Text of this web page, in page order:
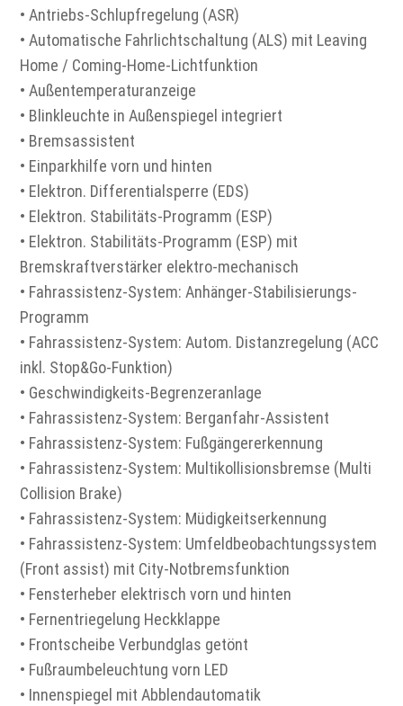
• Antriebs-Schlupfregelung (ASR)
• Automatische Fahrlichtschaltung (ALS) mit Leaving
Home / Coming-Home-Lichtfunktion
• Außentemperaturanzeige
• Blinkleuchte in Außenspiegel integriert
• Bremsassistent
• Einparkhilfe vorn und hinten
• Elektron. Differentialsperre (EDS)
• Elektron. Stabilitäts-Programm (ESP)
• Elektron. Stabilitäts-Programm (ESP) mit
Bremskraftverstärker elektro-mechanisch
• Fahrassistenz-System: Anhänger-Stabilisierungs-
Programm
• Fahrassistenz-System: Autom. Distanzregelung (ACC
inkl. Stop&Go-Funktion)
• Geschwindigkeits-Begrenzeranlage
• Fahrassistenz-System: Berganfahr-Assistent
• Fahrassistenz-System: Fußgängererkennung
• Fahrassistenz-System: Multikollisionsbremse (Multi
Collision Brake)
• Fahrassistenz-System: Müdigkeitserkennung
• Fahrassistenz-System: Umfeldbeobachtungssystem
(Front assist) mit City-Notbremsfunktion
• Fensterheber elektrisch vorn und hinten
• Fernentriegelung Heckklappe
• Frontscheibe Verbundglas getönt
• Fußraumbeleuchtung vorn LED
• Innenspiegel mit Abblendautomatik